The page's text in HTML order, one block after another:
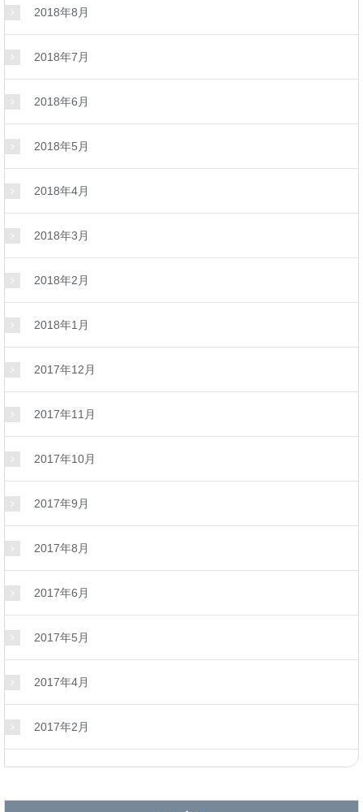
2018年8月
2018年7月
2018年6月
2018年5月
2018年4月
2018年3月
2018年2月
2018年1月
2017年12月
2017年11月
2017年10月
2017年9月
2017年8月
2017年6月
2017年5月
2017年4月
2017年2月